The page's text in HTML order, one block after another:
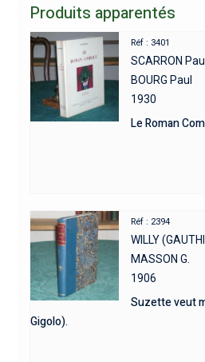
Produits apparentés
Réf : 3401
SCARRON Paul
BOURG Paul
1930
Le Roman
Réf : 2394
WILLY
MASSON G.
1906
Suzette veut
Gigolo).